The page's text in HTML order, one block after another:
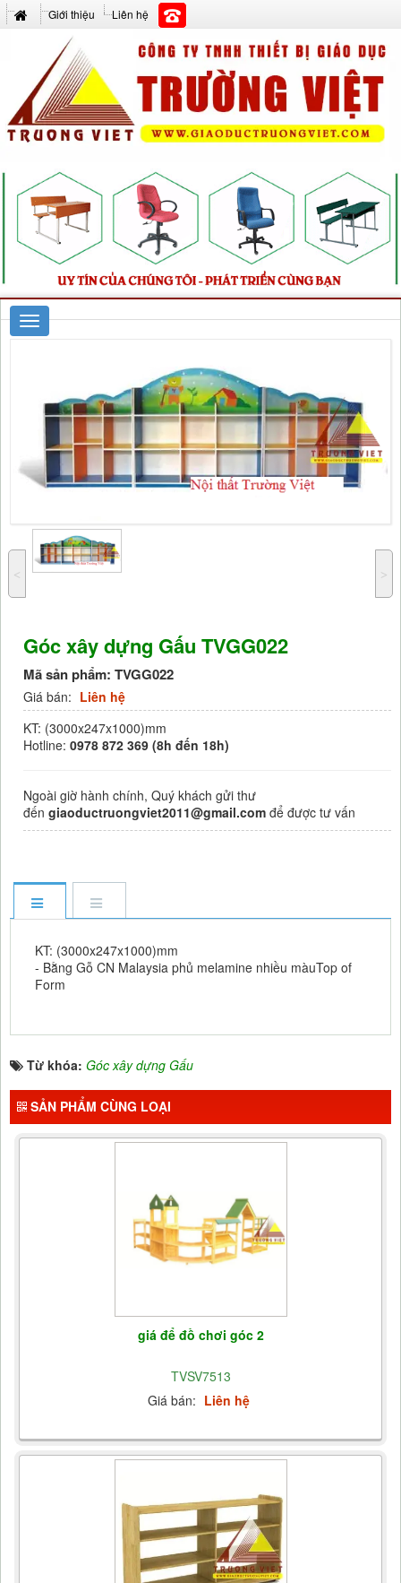
Giới thiệu Liên hệ
˂ ˃
Góc xây dựng Gấu TVGG022
Mã sản phẩm: TVGG022
Giá bán: Liên hệ
KT: (3000x247x1000)mm
Hotline: 0978 872 369 (8h đến 18h)
Ngoài giờ hành chính, Quý khách gửi thư
đến giaoductruongviet2011@gmail.com để được tư vấn
KT: (3000x247x1000)mm
- Bằng Gỗ CN Malaysia phủ melamine nhiều màuTop of
Form
Từ khóa: Góc xây dựng Gấu
SẢN PHẨM CÙNG LOẠI
giá để đồ chơi góc 2
TVSV7513
Giá bán: Liên hệ